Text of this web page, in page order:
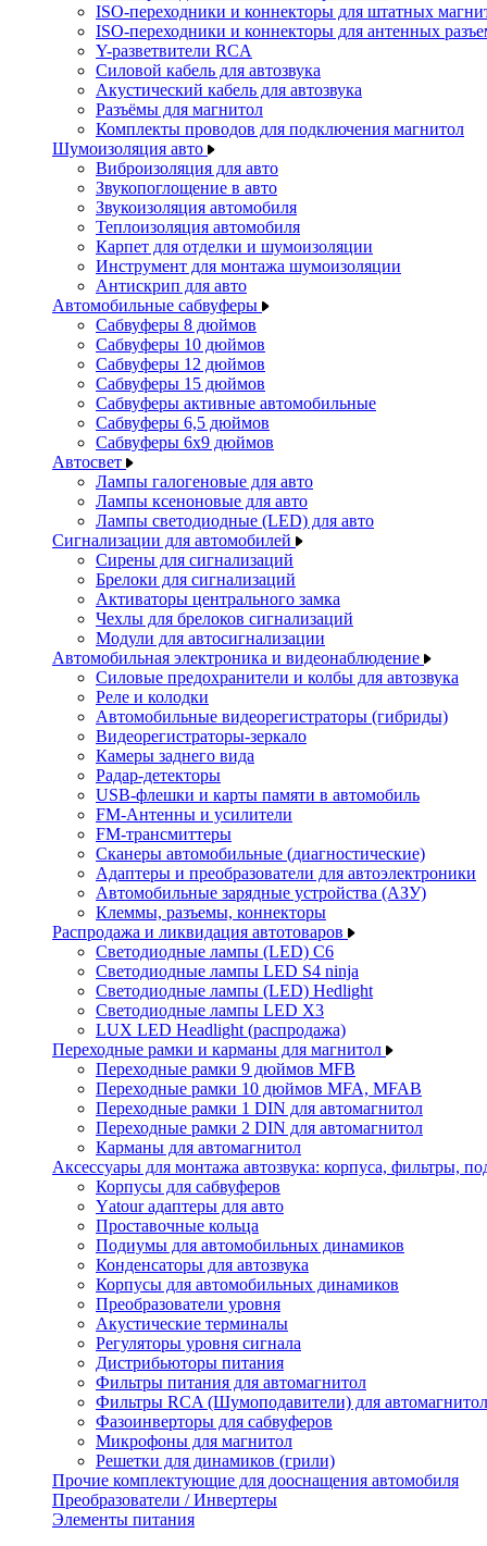
ISO-переходники и коннекторы для штатных
ISO-переходники и коннекторы для антенных
Y-разветвители RCA
Силовой кабель для автозвука
Акустический кабель для автозвука
Разъёмы для магнитол
Комплекты проводов для подключения магнитол
Шумоизоляция авто
Виброизоляция для авто
Звукопоглощение в авто
Звукоизоляция автомобиля
Теплоизоляция автомобиля
Карпет для отделки и шумоизоляции
Инструмент для монтажа шумоизоляции
Антискрип для авто
Автомобильные сабвуферы
Сабвуферы 8 дюймов
Сабвуферы 10 дюймов
Сабвуферы 12 дюймов
Сабвуферы 15 дюймов
Сабвуферы активные автомобильные
Сабвуферы 6,5 дюймов
Сабвуферы 6x9 дюймов
Автосвет
Лампы галогеновые для авто
Лампы ксеноновые для авто
Лампы светодиодные (LED) для авто
Сигнализации для автомобилей
Сирены для сигнализаций
Брелоки для сигнализаций
Активаторы центрального замка
Чехлы для брелоков сигнализаций
Модули для автосигнализации
Автомобильная электроника и видеонаблюдение
Силовые предохранители и колбы для автозвука
Реле и колодки
Автомобильные видеорегистраторы (гибриды)
Видеорегистраторы-зеркало
Камеры заднего вида
Радар-детекторы
USB-флешки и карты памяти в автомобиль
FM-Антенны и усилители
FM-трансмиттеры
Сканеры автомобильные (диагностические)
Адаптеры и преобразователи для автоэлектроники
Автомобильные зарядные устройства (АЗУ)
Клеммы, разъемы, коннекторы
Распродажа и ликвидация автотоваров
Светодиодные лампы (LED) C6
Светодиодные лампы LED S4 ninja
Светодиодные лампы (LED) Hedlight
Светодиодные лампы LED X3
LUX LED Headlight (распродажа)
Переходные рамки и карманы для магнитол
Переходные рамки 9 дюймов MFB
Переходные рамки 10 дюймов MFA, MFAB
Переходные рамки 1 DIN для автомагнитол
Переходные рамки 2 DIN для автомагнитол
Карманы для автомагнитол
Аксессуары для монтажа автозвука: корпуса, фильтры,
Корпусы для сабвуферов
Yаtour адаптеры для авто
Проставочные кольца
Подиумы для автомобильных динамиков
Конденсаторы для автозвука
Корпусы для автомобильных динамиков
Преобразователи уровня
Акустические терминалы
Регуляторы уровня сигнала
Дистрибьюторы питания
Фильтры питания для автомагнитол
Фильтры RCA (Шумоподавители) для автомагнитол
Фазоинверторы для сабвуферов
Микрофоны для магнитол
Решетки для динамиков (грили)
Прочие комплектующие для дооснащения автомобиля
Преобразователи / Инвертеры
Элементы питания